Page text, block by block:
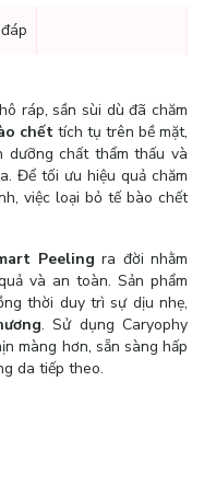
ráp, sần sùi dù đã chăm
chết tích tụ trên bề mặt,
chất thẩm thấu và
Để tối ưu hiệu quả chăm
việc loại bỏ tế bào chết
Peeling ra đời nhằm
và an toàn. Sản phẩm
thời duy trì sự dịu nhẹ,
. Sử dụng Caryophy
màng hơn, sẵn sàng hấp
da tiếp theo.